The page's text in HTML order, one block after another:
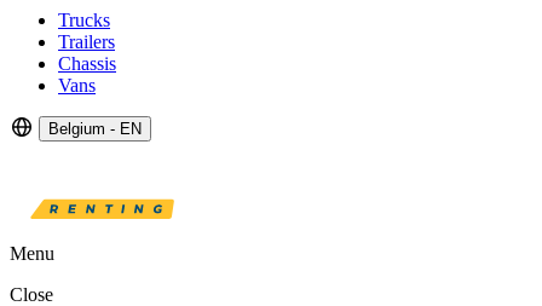
Trucks
Trailers
Chassis
Vans
Belgium - EN
Menu
Close